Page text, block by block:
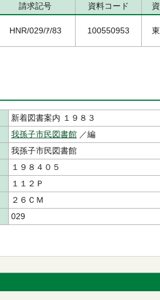
請求記号 資料コード
HNR/029/ｱ/83 100550953
新着図書案内 １９８３
我孫子市民図書館 ／編
我孫子市民図書館
１９８４０５
１１２Ｐ
２６ＣＭ
029